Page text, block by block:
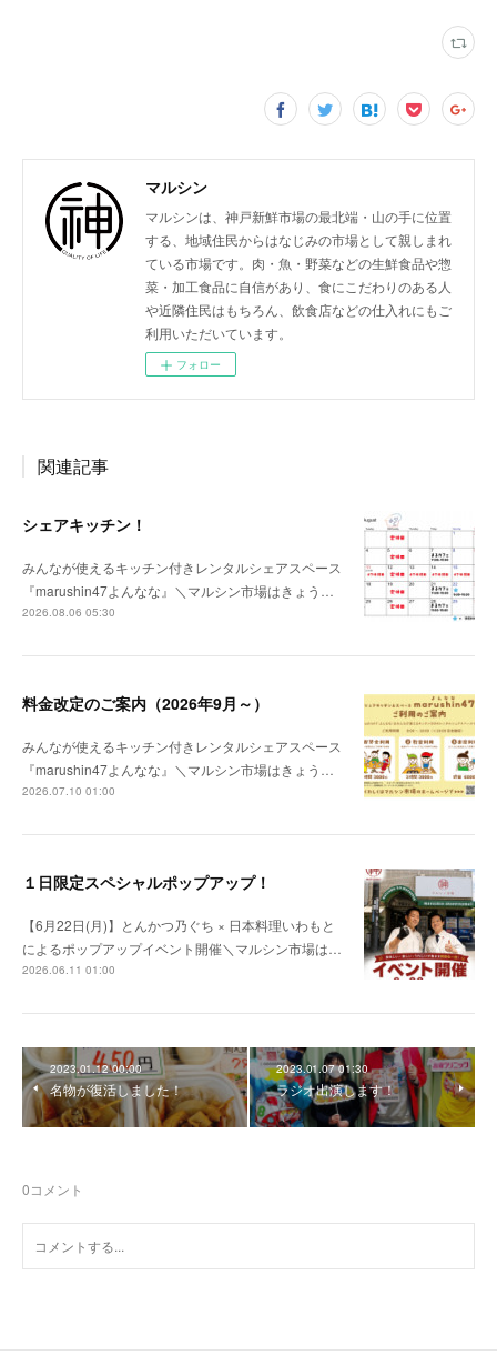
マルシン
マルシンは、神戸新鮮市場の最北端・山の手に位置
する、地域住民からはなじみの市場として親しまれ
ている市場です。肉・魚・野菜などの生鮮食品や惣
菜・加工食品に自信があり、食にこだわりのある人
や近隣住民はもちろん、飲食店などの仕入れにもご
利用いただいています。
フォロー
関連記事
シェアキッチン！
みんなが使えるキッチン付きレンタルシェアスペース
『marushin47よんなな』＼マルシン市場はきょう…
2026.08.06 05:30
料金改定のご案内（2026年9月～）
みんなが使えるキッチン付きレンタルシェアスペース
『marushin47よんなな』＼マルシン市場はきょう…
2026.07.10 01:00
１日限定スペシャルポップアップ！
【6月22日(月)】とんかつ乃ぐち × 日本料理いわもと
によるポップアップイベント開催＼マルシン市場は…
2026.06.11 01:00
2023.01.12 00:00
名物が復活しました！
2023.01.07 01:30
ラジオ出演します！
0コメント